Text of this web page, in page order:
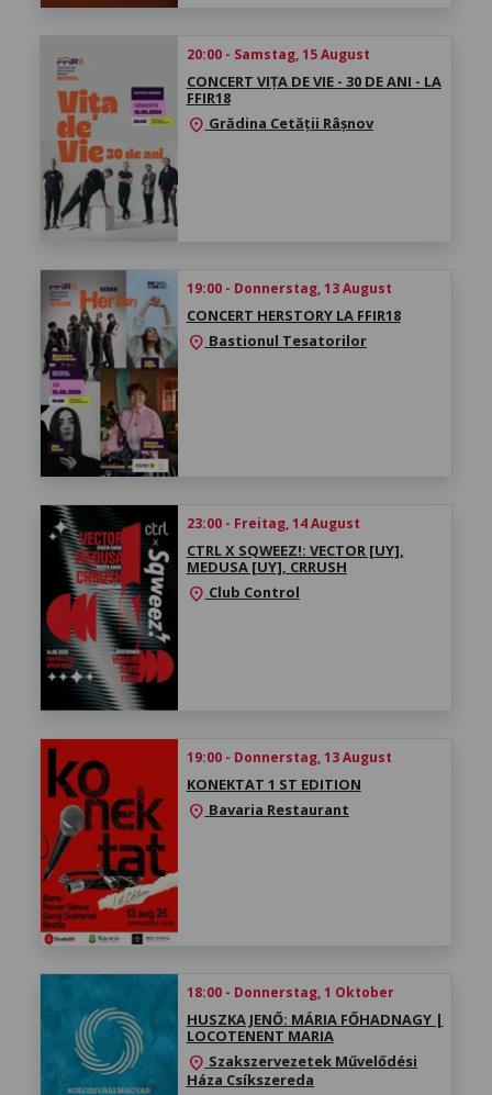
20:00 - Samstag, 15 August
CONCERT VIȚA DE VIE - 30 DE ANI - LA
FFIR18
location_on Grădina Cetății Râșnov
19:00 - Donnerstag, 13 August
CONCERT HERSTORY LA FFIR18
location_on Bastionul Tesatorilor
23:00 - Freitag, 14 August
CTRL X SQWEEZ!: VECTOR [UY],
MEDUSA [UY], CRRUSH
location_on Club Control
19:00 - Donnerstag, 13 August
KONEKTAT 1 ST EDITION
location_on Bavaria Restaurant
18:00 - Donnerstag, 1 Oktober
HUSZKA JENŐ: MÁRIA FŐHADNAGY |
LOCOTENENT MARIA
location_on Szakszervezetek Művelődési
Háza Csíkszereda